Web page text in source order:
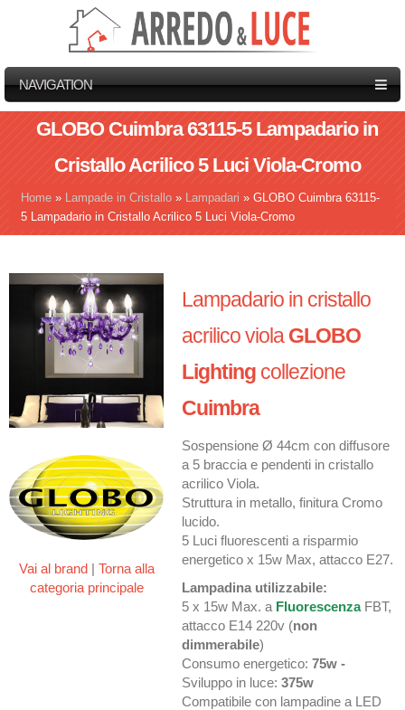
NAVIGATION
GLOBO Cuimbra 63115-5 Lampadario in
Cristallo Acrilico 5 Luci Viola-Cromo
Tu sei qui
Home » Lampade in Cristallo » Lampadari » GLOBO Cuimbra 63115-
5 Lampadario in Cristallo Acrilico 5 Luci Viola-Cromo
Vai al brand| Torna alla
categoria principale
Lampadario in cristallo
acrilico violaGLOBO
Lighting collezione
Cuimbra
Sospensione Ø 44cm con diffusore
a 5 braccia e pendenti in cristallo
acrilico Viola.
Struttura in metallo, finitura Cromo
lucido.
5 Luci fluorescenti a risparmio
energetico x 15w Max, attacco E27.
Lampadina utilizzabile:
5 x 15w Max. a Fluorescenza FBT,
attacco E14 220v (non
dimmerabile)
Consumo energetico:75w -
Sviluppo in luce:375w
Compatibile con lampadine a LED